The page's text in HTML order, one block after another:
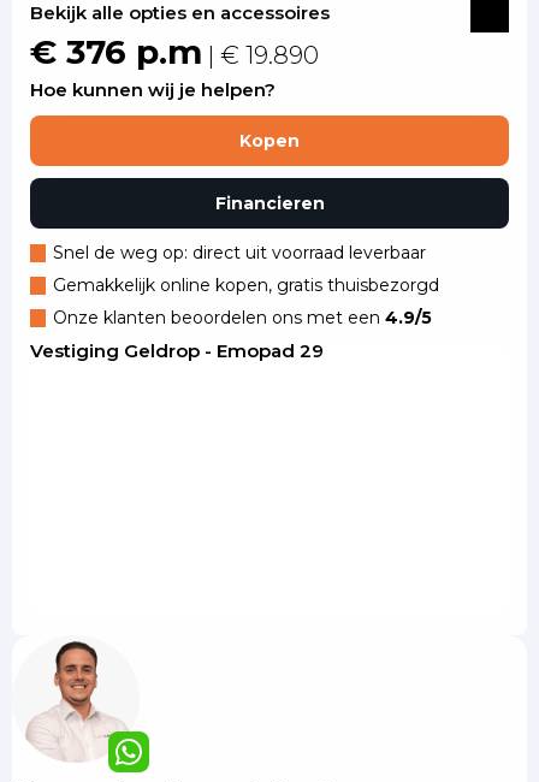
Bekijk alle opties en accessoires
€ 376 p.m | € 19.890
Hoe kunnen wij je helpen?
Kopen
Financieren
Snel de weg op: direct uit voorraad leverbaar
Gemakkelijk online kopen, gratis thuisbezorgd
Onze klanten beoordelen ons met een 4.9/5
Vestiging Geldrop - Emopad 29